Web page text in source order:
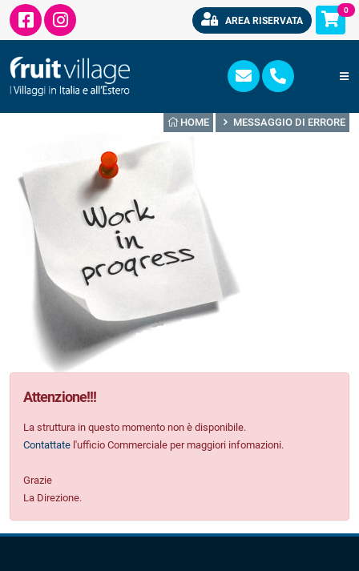
AREA RISERVATA
0
HOME MESSAGGIO DI ERRORE
Attenzione!!!
La struttura in questo momento non è disponibile.
Contattate l'ufficio Commerciale per maggiori infomazioni.
Grazie
La Direzione.